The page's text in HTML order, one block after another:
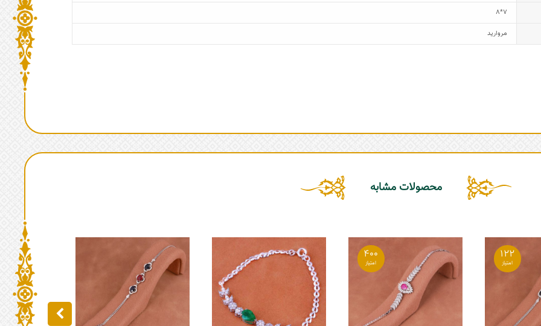
7*8
مروارید
محصولات مشابه
122
400